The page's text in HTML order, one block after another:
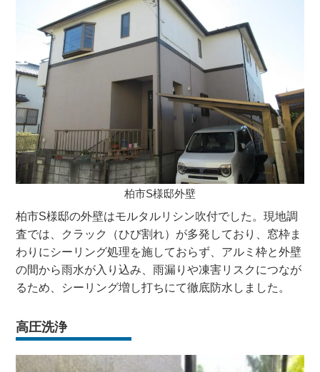
柏市S様邸外壁
柏市S様邸の外壁はモルタルリシン吹付でした。現地調
査では、クラック（ひび割れ）が多発しており、窓枠ま
わりにシーリング処理を施しておらず、アルミ枠と外壁
の間から雨水が入り込み、雨漏りや凍害リスクにつなが
るため、シーリング増し打ちにて徹底防水しました。
高圧洗浄